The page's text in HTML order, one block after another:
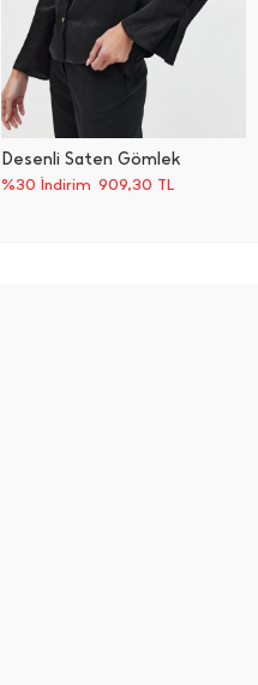
Desenli Saten Gömlek
%30 İndirim 909,30 TL